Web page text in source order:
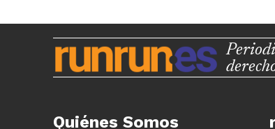
Quiénes Somos